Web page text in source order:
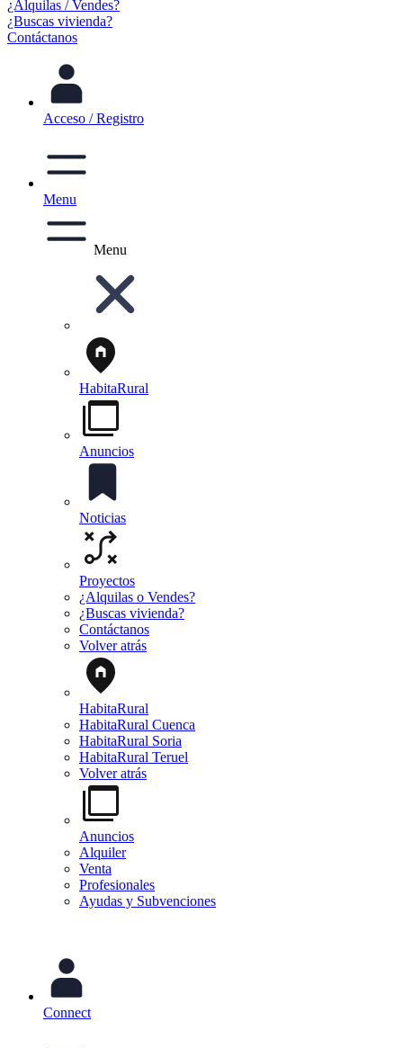
¿Alquilas / Vendes?
¿Buscas vivienda?
Contáctanos
Acceso / Registro
Menu
Menu
HabitaRural
Anuncios
Noticias
Proyectos
¿Alquilas o Vendes?
¿Buscas vivienda?
Contáctanos
Volver atrás
HabitaRural
HabitaRural Cuenca
HabitaRural Soria
HabitaRural Teruel
Volver atrás
Anuncios
Alquiler
Venta
Profesionales
Ayudas y Subvenciones
Connect